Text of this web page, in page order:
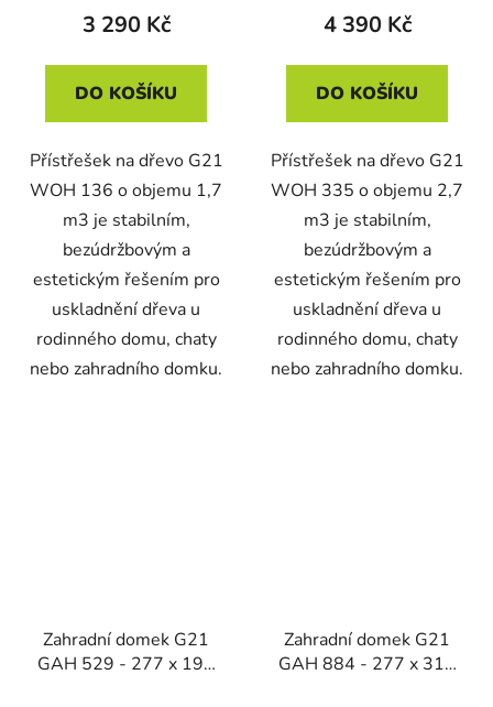
3 290 Kč
DO KOŠÍKU
Přístřešek na dřevo G21
WOH 136 o objemu 1,7
m3 je stabilním,
bezúdržbovým a
estetickým řešením pro
uskladnění dřeva u
rodinného domu, chaty
nebo zahradního domku.
4 390 Kč
DO KOŠÍKU
Přístřešek na dřevo G21
WOH 335 o objemu 2,7
m3 je stabilním,
bezúdržbovým a
estetickým řešením pro
uskladnění dřeva u
rodinného domu, chaty
nebo zahradního domku.
Zahradní domek G21
GAH 529 - 277 x 191
Zahradní domek G21
GAH 884 - 277 x 319